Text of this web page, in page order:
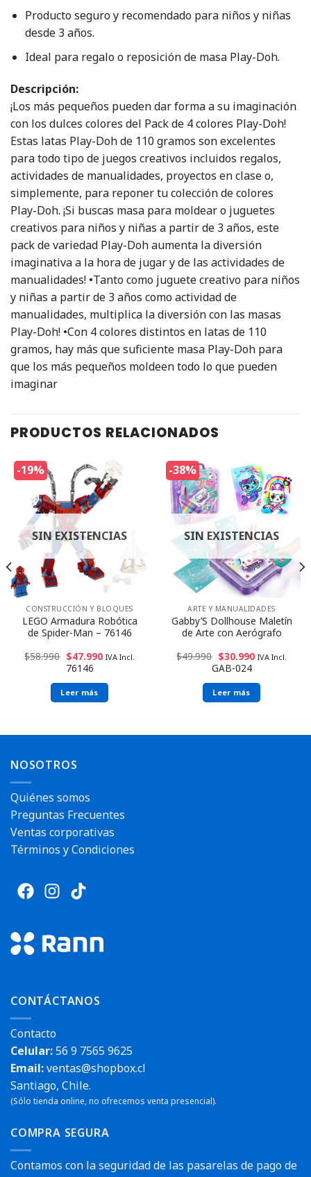
Producto seguro y recomendado para niños y niñas
desde 3 años.
Ideal para regalo o reposición de masa Play-Doh.
Descripción:
¡Los más pequeños pueden dar forma a su imaginación
con los dulces colores del Pack de 4 colores Play-Doh!
Estas latas Play-Doh de 110 gramos son excelentes
para todo tipo de juegos creativos incluidos regalos,
actividades de manualidades, proyectos en clase o,
simplemente, para reponer tu colección de colores
Play-Doh. ¡Si buscas masa para moldear o juguetes
creativos para niños y niñas a partir de 3 años, este
pack de variedad Play-Doh aumenta la diversión
imaginativa a la hora de jugar y de las actividades de
manualidades! •Tanto como juguete creativo para niños
y niñas a partir de 3 años como actividad de
manualidades, multiplica la diversión con las masas
Play-Doh! •Con 4 colores distintos en latas de 110
gramos, hay más que suficiente masa Play-Doh para
que los más pequeños moldeen todo lo que pueden
imaginar
PRODUCTOS RELACIONADOS
-19%
SIN EXISTENCIAS
CONSTRUCCIÓN Y BLOQUES
LEGO Armadura Robótica
de Spider-Man – 76146
$58.990 $47.990 IVA Incl.
76146
Leer más
-38%
SIN EXISTENCIAS
ARTE Y MANUALIDADES
Gabby’S Dollhouse Maletín
de Arte con Aerógrafo
$49.990 $30.990 IVA Incl.
GAB-024
Leer más
NOSOTROS
Quiénes somos
Preguntas Frecuentes
Ventas corporativas
Términos y Condiciones
CONTÁCTANOS
Contacto
Celular:56 9 7565 9625
Email:ventas@shopbox.cl
Santiago, Chile.
(Sólo tienda online, no ofrecemos venta presencial).
COMPRA SEGURA
Contamos con la seguridad de las pasarelas de pago de